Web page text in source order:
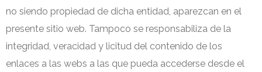
no siendo propiedad de dicha entidad, aparezcan en el
presente sitio web. Tampoco se responsabiliza de la
integridad, veracidad y licitud del contenido de los
enlaces a las webs a las que pueda accederse desde el